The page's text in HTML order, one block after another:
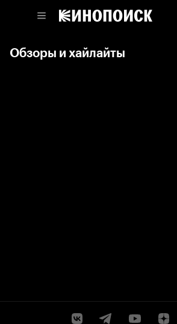
Обзоры и хайлайты